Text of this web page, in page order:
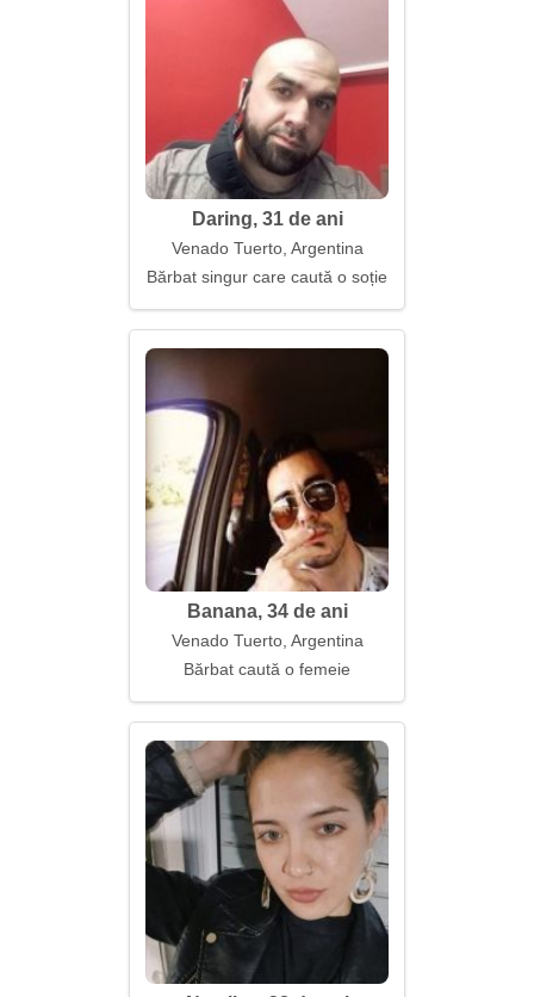
Daring, 31 de ani
Venado Tuerto, Argentina
Bărbat singur care caută o soție
Banana, 34 de ani
Venado Tuerto, Argentina
Bărbat caută o femeie